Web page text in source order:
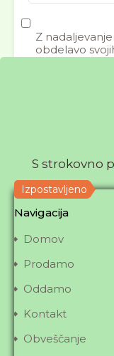
Z
obdelavo
Izpostavljeno
S strokovno
Navigacija
Domov
Prodamo
Oddamo
Kontakt
Obveščanje